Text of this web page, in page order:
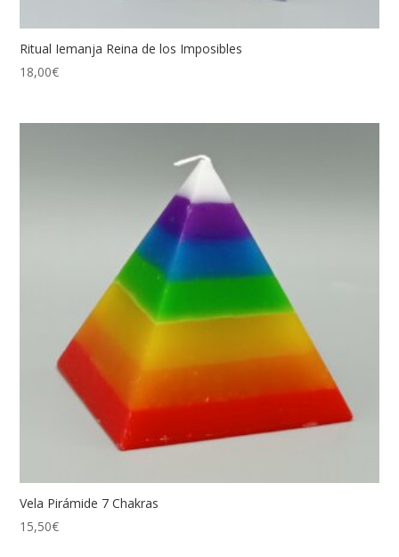
Ritual Iemanja Reina de los Imposibles
18,00€
Vela Pirámide 7 Chakras
15,50€